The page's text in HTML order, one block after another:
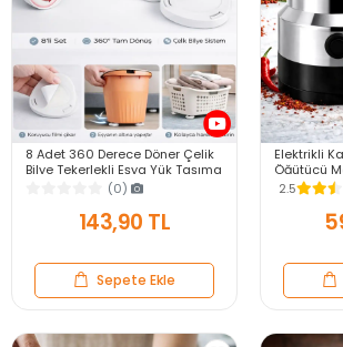
8 Adet 360 Derece Döner Çelik
Bilye Tekerlekli Eşya Yük Taşıma
Yapışkanlı Eşya Kaydırma
(0)
143,90 TL
Sepete Ekle
Elektrikli
Öğütücü
Tahıl
Öğütücü
2.5